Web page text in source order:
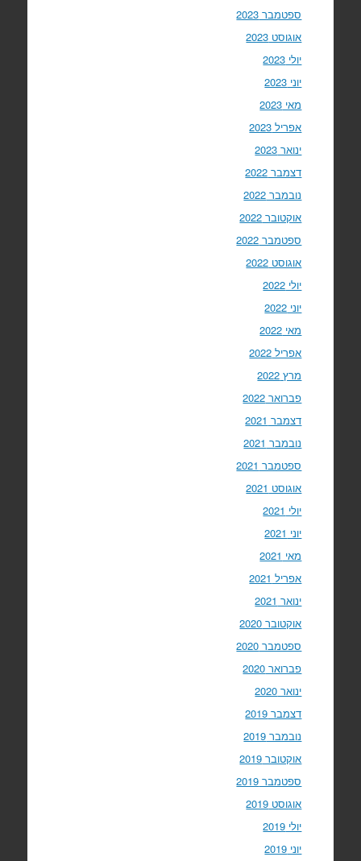
ספטמבר 2023
אוגוסט 2023
יולי 2023
יוני 2023
מאי 2023
אפריל 2023
ינואר 2023
דצמבר 2022
נובמבר 2022
אוקטובר 2022
ספטמבר 2022
אוגוסט 2022
יולי 2022
יוני 2022
מאי 2022
אפריל 2022
מרץ 2022
פברואר 2022
דצמבר 2021
נובמבר 2021
ספטמבר 2021
אוגוסט 2021
יולי 2021
יוני 2021
מאי 2021
אפריל 2021
ינואר 2021
אוקטובר 2020
ספטמבר 2020
פברואר 2020
ינואר 2020
דצמבר 2019
נובמבר 2019
אוקטובר 2019
ספטמבר 2019
אוגוסט 2019
יולי 2019
יוני 2019